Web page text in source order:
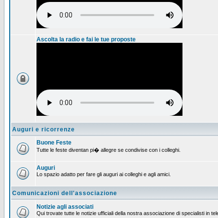
Ascolta la radio e fai le tue proposte
Auguri e ricorrenze
Buone Feste
Tutte le feste diventan pi� allegre se condivise con i colleghi.
Auguri
Lo spazio adatto per fare gli auguri ai colleghi e agli amici.
Comunicazioni dell'associazione
Notizie agli associati
Qui trovate tutte le notizie ufficiali della nostra associazione di specialisti in